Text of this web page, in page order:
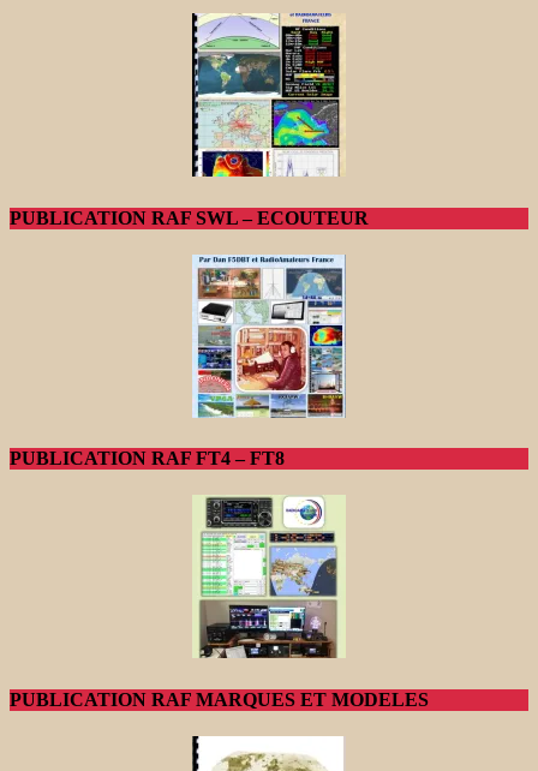
PUBLICATION RAF SWL – ECOUTEUR
PUBLICATION RAF FT4 – FT8
PUBLICATION RAF MARQUES ET MODELES